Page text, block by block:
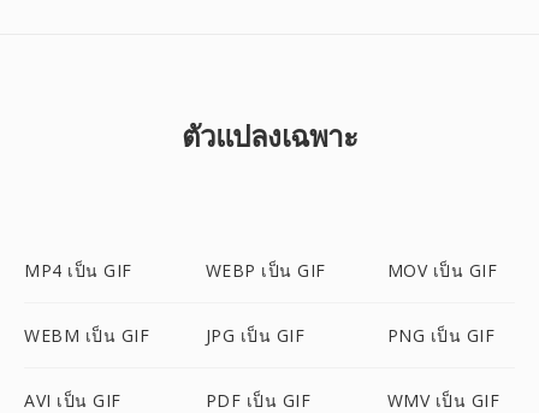
ตัวแปลงเฉพาะ
MP4 เป็น GIF WEBP เป็น GIF MOV เป็น GIF
WEBM เป็น GIF JPG เป็น GIF PNG เป็น GIF
AVI เป็น GIF PDF เป็น GIF WMV เป็น GIF